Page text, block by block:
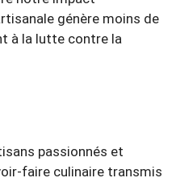
génère moins de
à la lutte contre la
passionnés et
faire culinaire transmis